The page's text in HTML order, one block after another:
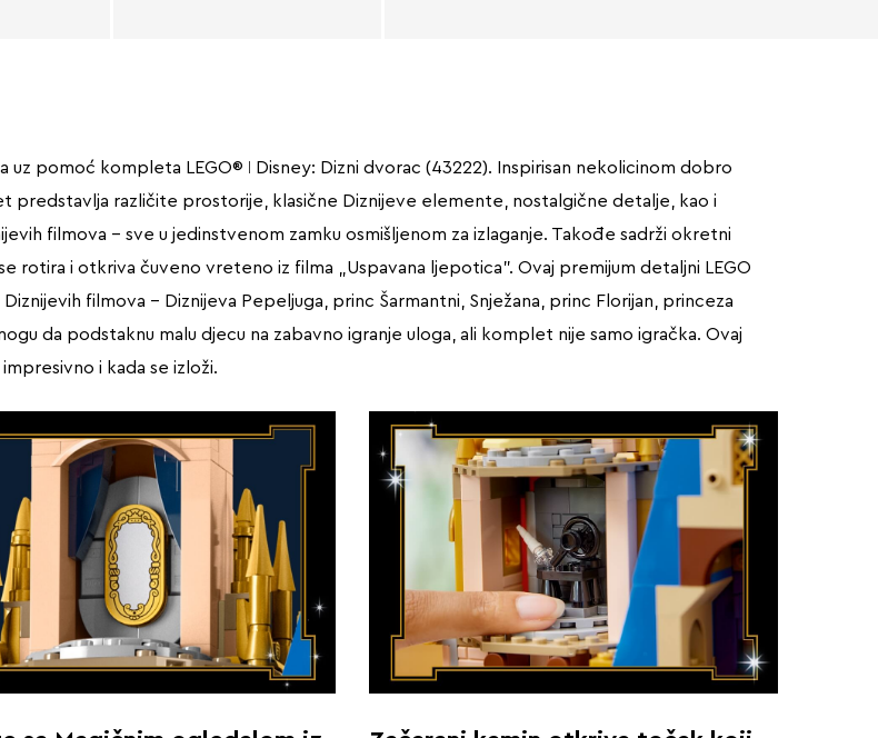
pomoć kompleta LEGO® ǀ Disney: Dizni dvorac (43222). Inspirisan nekolicinom dobro
predstavlja različite prostorije, klasične Diznijeve elemente, nostalgične detalje, kao i
filmova – sve u jedinstvenom zamku osmišljenom za izlaganje. Takođe sadrži okretni
rotira i otkriva čuveno vreteno iz filma „Uspavana ljepotica”. Ovaj premijum detaljni LEGO
filmova – Diznijeva Pepeljuga, princ Šarmantni, Snježana, princ Florijan, princeza
da podstaknu malu djecu na zabavno igranje uloga, ali komplet nije samo igračka. Ovaj
i kada se izloži.